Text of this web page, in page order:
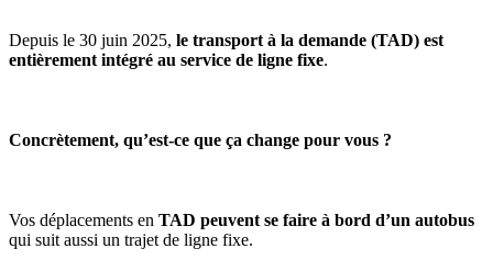
Depuis le 30 juin 2025, le transport à la demande (TAD) est
entièrement intégré au service de ligne fixe.
Concrètement, qu’est-ce que ça change pour vous ?
Vos déplacements en TAD peuvent se faire à bord d’un autobus
qui suit aussi un trajet de ligne fixe.